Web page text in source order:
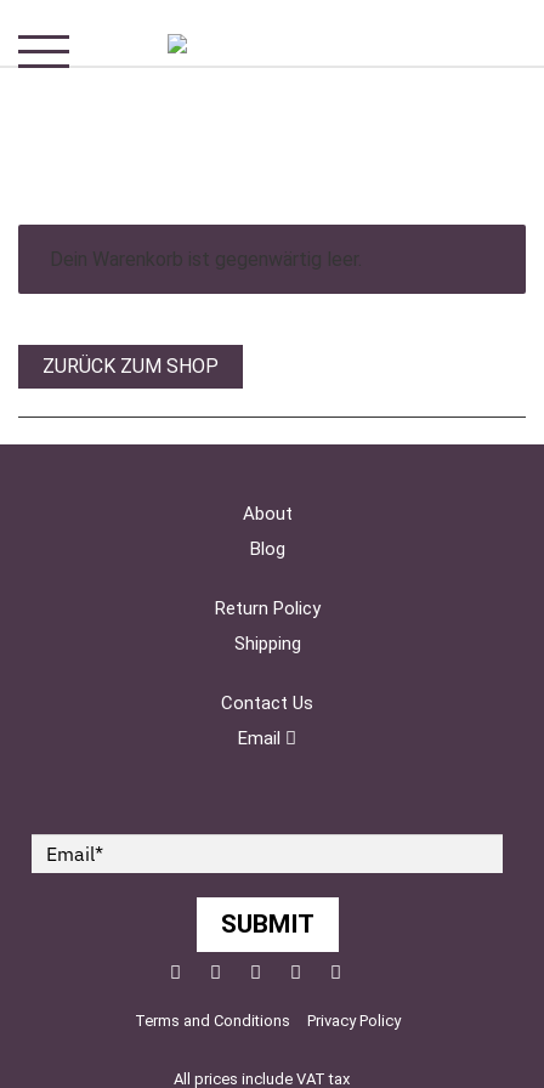
Dein Warenkorb ist gegenwärtig leer.
ZURÜCK ZUM SHOP
About
Blog
Return Policy
Shipping
Contact Us
Email
SUBMIT
Facebook
TwitterPinterest
YouTubeInstagram
Terms and Conditions Privacy Policy
All prices include VAT tax